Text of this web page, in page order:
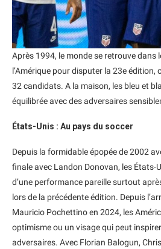
Après 1994, le monde se retrouve dans
l’Amérique pour disputer la 23e édition,
32 candidats. A la maison, les bleu et
équilibrée avec des adversaires
États-Unis : Au pays du soccer
Depuis la formidable épopée de 2002
finale avec Landon Donovan, les États-
d’une performance pareille surtout
lors de la précédente édition. Depuis
Mauricio Pochettino en 2024, les
optimisme ou un visage qui peut
adversaires. Avec Florian Balogun,